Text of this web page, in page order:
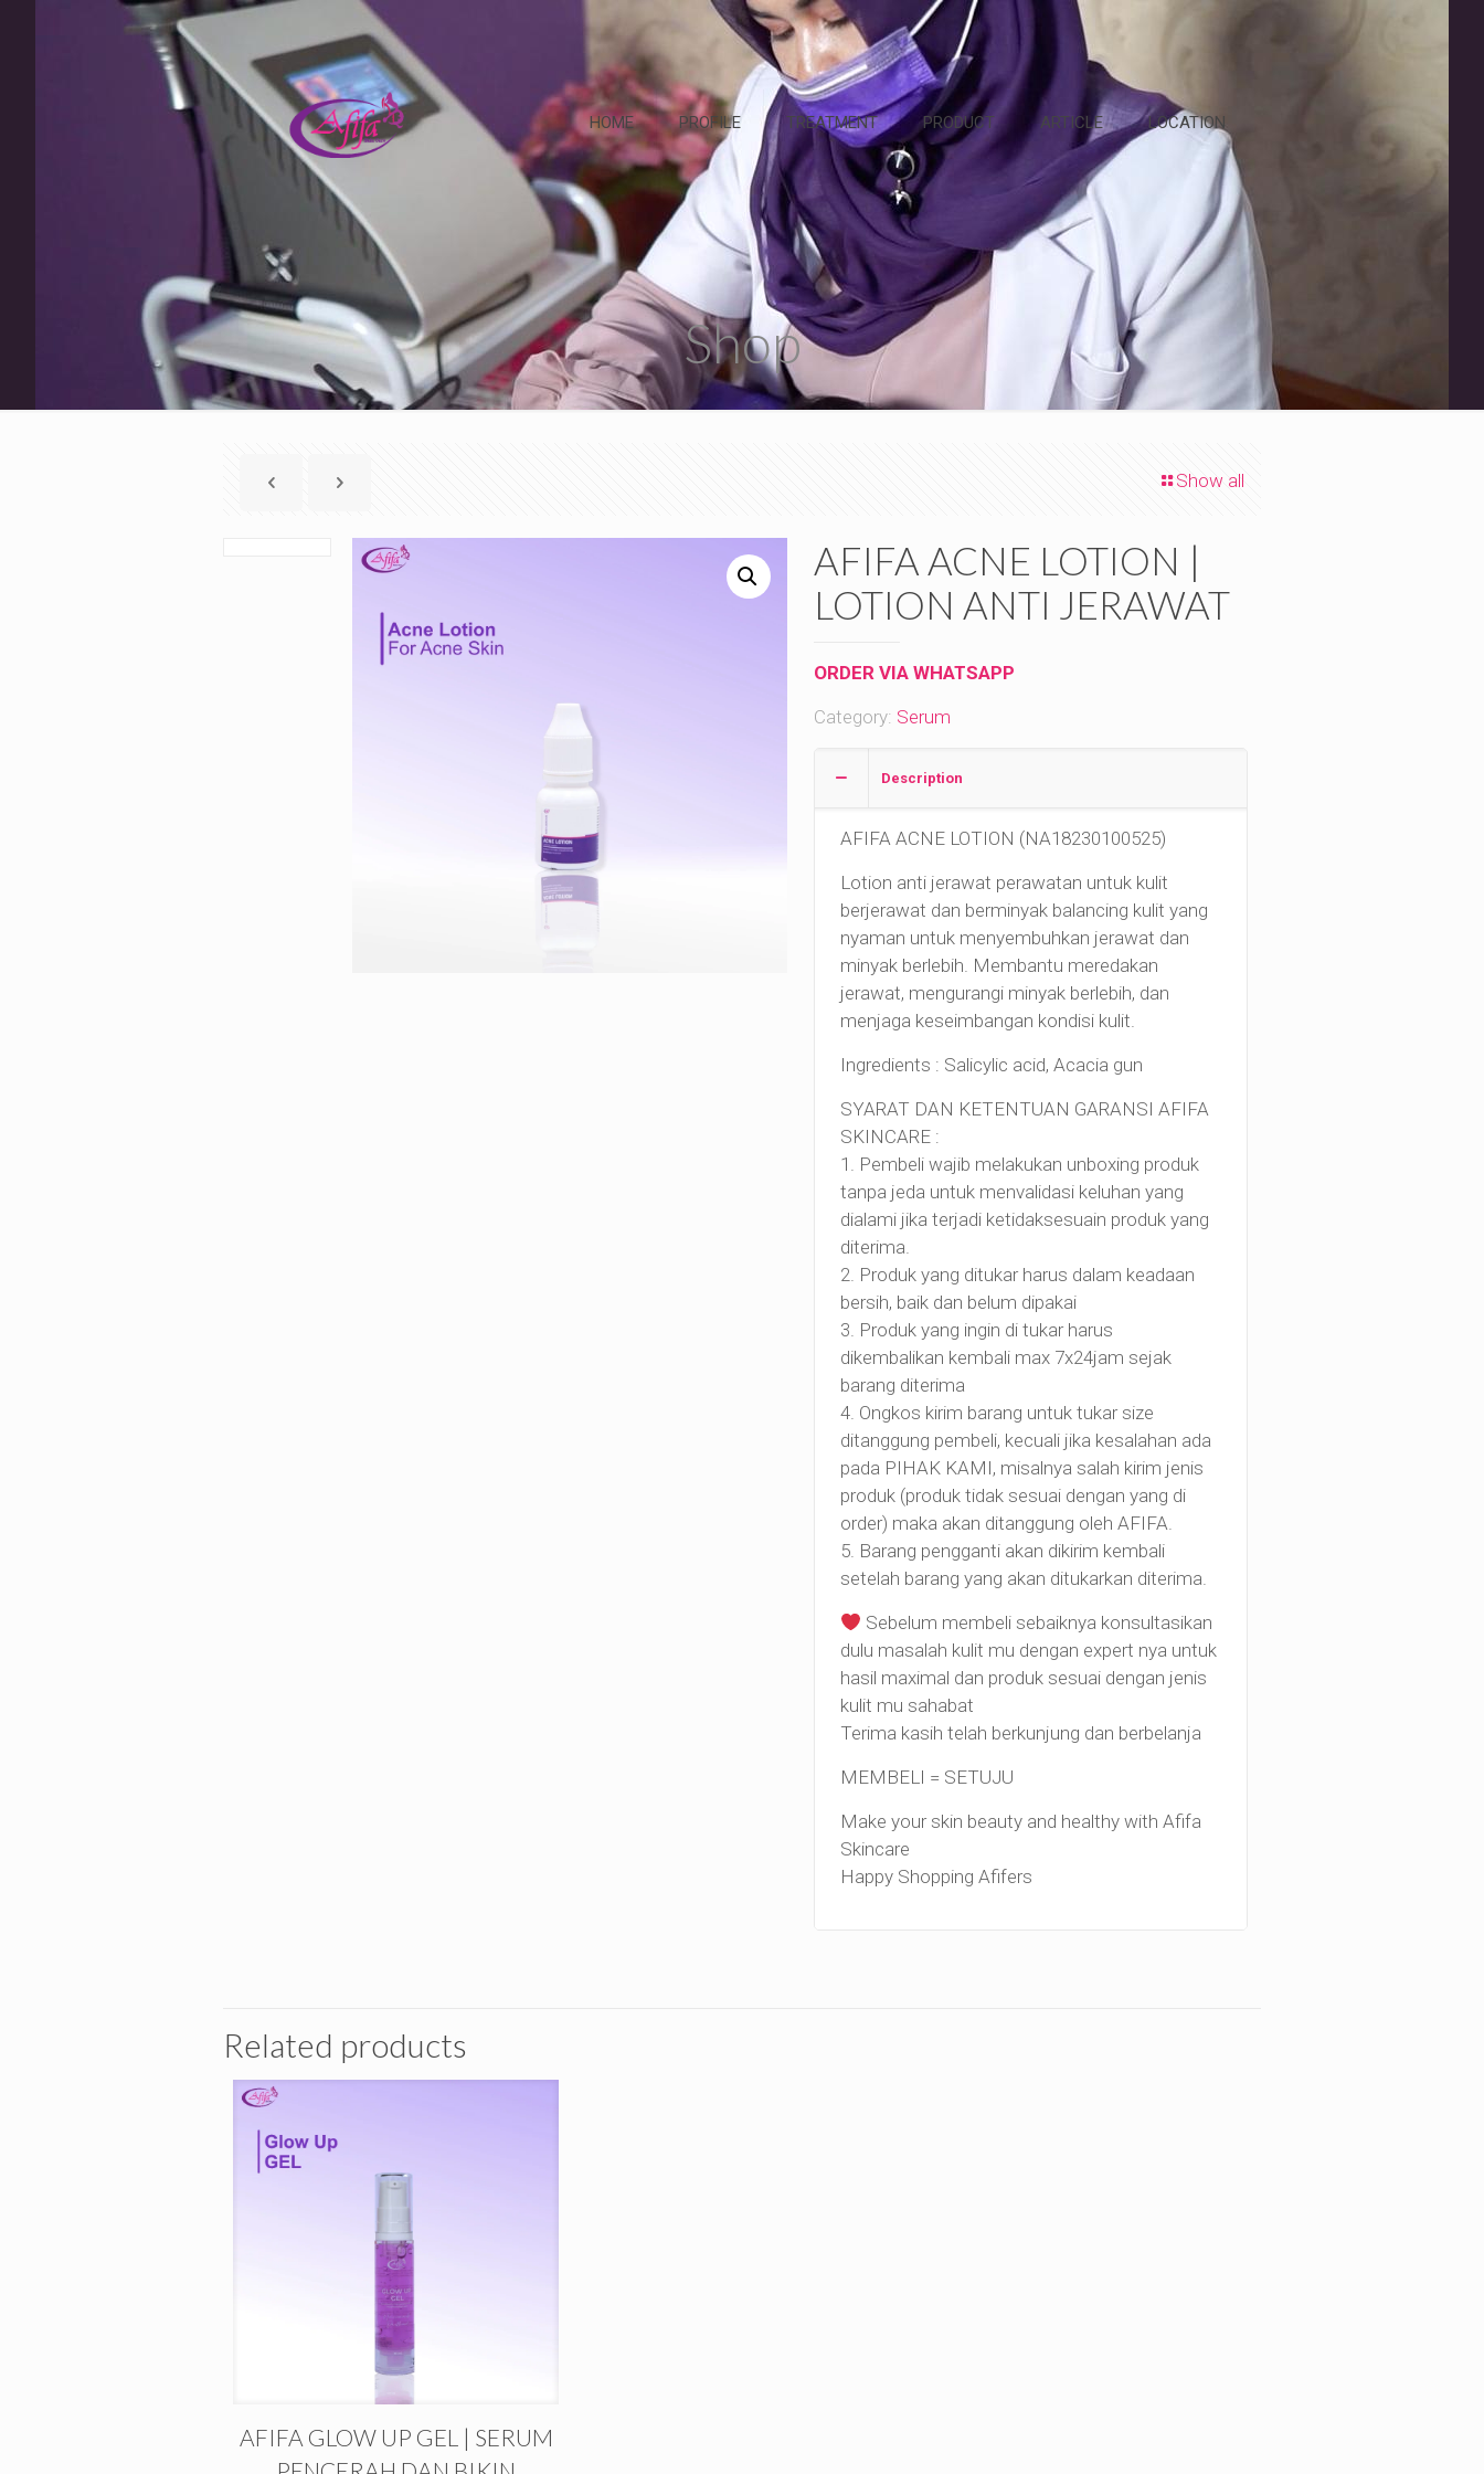
HOME PROFILE TREATMENT PRODUCT ARTICLE LOCATION
Shop
Show all
AFIFA ACNE LOTION |
LOTION ANTI JERAWAT
ORDER VIA WHATSAPP
Category: Serum
Description
AFIFA ACNE LOTION (NA18230100525)
Lotion anti jerawat perawatan untuk kulit
berjerawat dan berminyak balancing kulit yang
nyaman untuk menyembuhkan jerawat dan
minyak berlebih. Membantu meredakan
jerawat, mengurangi minyak berlebih, dan
menjaga keseimbangan kondisi kulit.
Ingredients : Salicylic acid, Acacia gun
SYARAT DAN KETENTUAN GARANSI AFIFA
SKINCARE :
1. Pembeli wajib melakukan unboxing produk
tanpa jeda untuk menvalidasi keluhan yang
dialami jika terjadi ketidaksesuain produk yang
diterima.
2. Produk yang ditukar harus dalam keadaan
bersih, baik dan belum dipakai
3. Produk yang ingin di tukar harus
dikembalikan kembali max 7x24jam sejak
barang diterima
4. Ongkos kirim barang untuk tukar size
ditanggung pembeli, kecuali jika kesalahan ada
pada PIHAK KAMI, misalnya salah kirim jenis
produk (produk tidak sesuai dengan yang di
order) maka akan ditanggung oleh AFIFA.
5. Barang pengganti akan dikirim kembali
setelah barang yang akan ditukarkan diterima.
Sebelum membeli sebaiknya konsultasikan
dulu masalah kulit mu dengan expert nya untuk
hasil maximal dan produk sesuai dengan jenis
kulit mu sahabat
Terima kasih telah berkunjung dan berbelanja
MEMBELI = SETUJU
Make your skin beauty and healthy with Afifa
Skincare
Happy Shopping Afifers
Related products
AFIFA GLOW UP GEL | SERUM